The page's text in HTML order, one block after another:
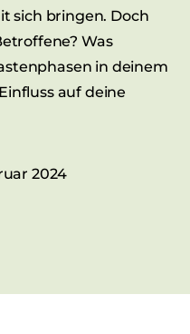
sich bringen. Doch
Was
in deinem
auf deine
2024